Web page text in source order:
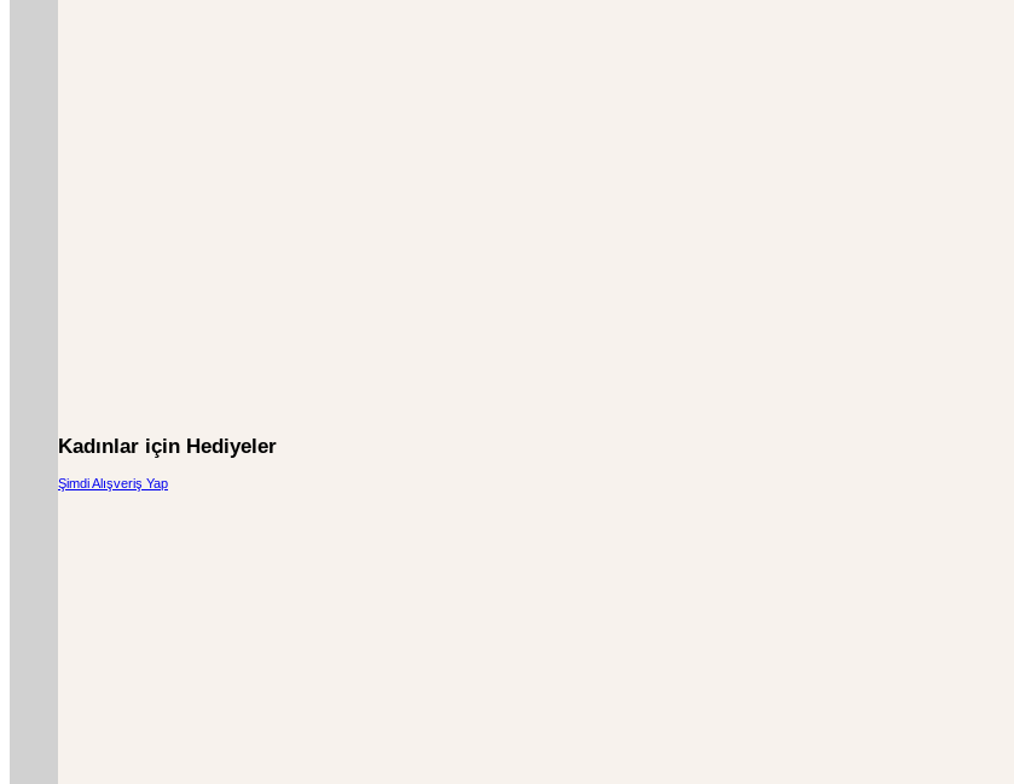
Kadınlar için Hediyeler
Şimdi Alışveriş Yap